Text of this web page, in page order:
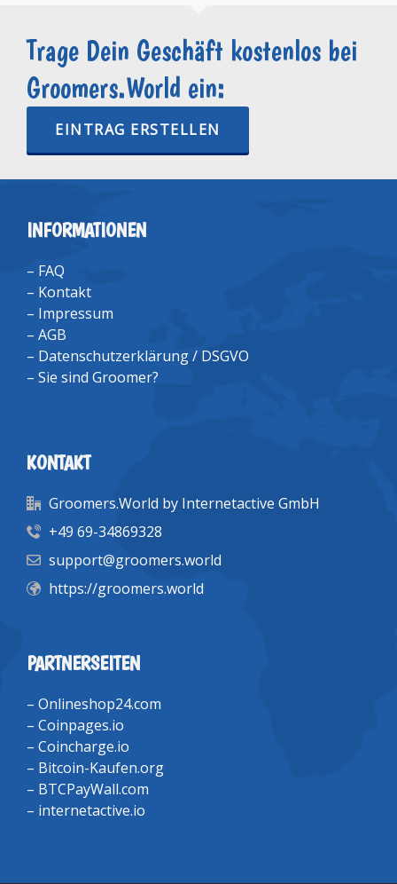
Trage Dein Geschäft kostenlos bei
Groomers.World ein:
EINTRAG ERSTELLEN
INFORMATIONEN
– FAQ
– Kontakt
– Impressum
– AGB
– Datenschutzerklärung / DSGVO
– Sie sind Groomer?
KONTAKT
Groomers.World by Internetactive GmbH
+49 69-34869328
support@groomers.world
https://groomers.world
PARTNERSEITEN
– Onlineshop24.com
– Coinpages.io
– Coincharge.io
– Bitcoin-Kaufen.org
– BTCPayWall.com
– internetactive.io